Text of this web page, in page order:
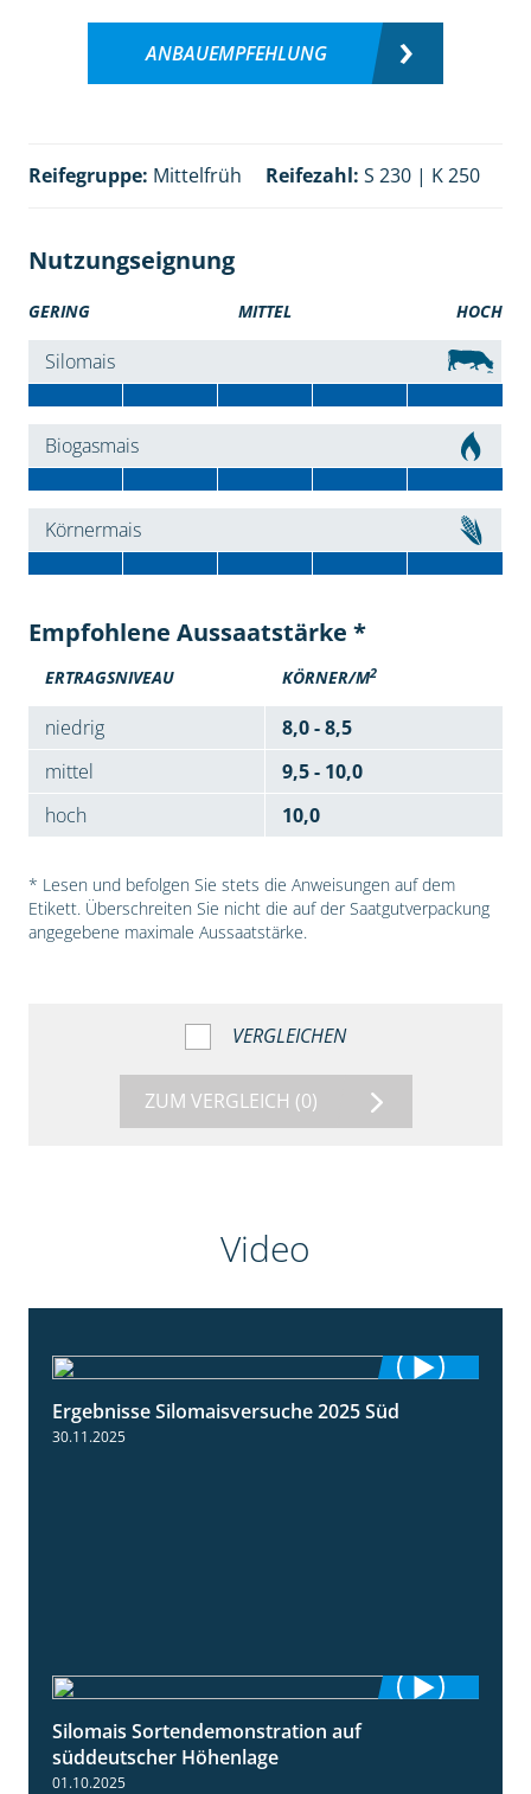
ANBAUEMPFEHLUNG
Reifegruppe: Mittelfrüh Reifezahl: S 230 | K 250
Nutzungseignung
GERING MITTEL HOCH
Silomais
Biogasmais
Körnermais
Empfohlene Aussaatstärke *
ERTRAGSNIVEAU KÖRNER/M2
niedrig
8,0 - 8,5
mittel
9,5 - 10,0
hoch
10,0
* Lesen und befolgen Sie stets die Anweisungen auf dem
Etikett. Überschreiten Sie nicht die auf der Saatgutverpackung
angegebene maximale Aussaatstärke.
VERGLEICHEN
ZUM VERGLEICH (0)
Video
Ergebnisse Silomaisversuche 2025 Süd
30.11.2025
Silomais Sortendemonstration auf
süddeutscher Höhenlage
01.10.2025